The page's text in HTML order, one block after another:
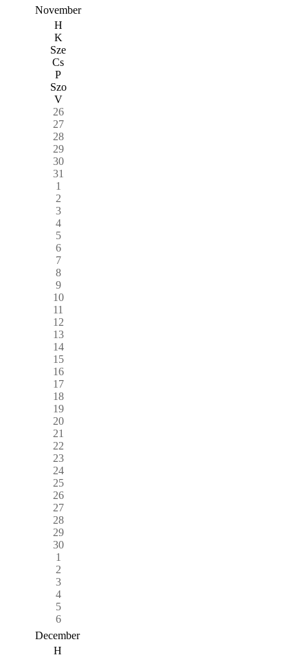
November
H
K
Sze
Cs
P
Szo
V
26
27
28
29
30
31
1
2
3
4
5
6
7
8
9
10
11
12
13
14
15
16
17
18
19
20
21
22
23
24
25
26
27
28
29
30
1
2
3
4
5
6
December
H